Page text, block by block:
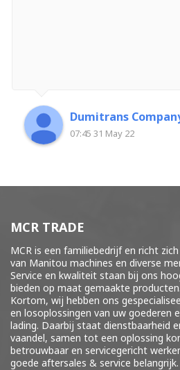
07:45 31 May 22
MCR TRADE
MCR is een familiebedrijf en richt
van Manitou machines en diverse
Service en kwaliteit staan bij ons
bieden op maat gemaakte producten.
Kortom, wij hebben ons
en losoplossingen van uw goederen
lading. Daarbij staat dienstbaarheid
vaandel, samen tot een oplossing
betrouwbaar en servicegericht
goede aftersales & service belangrijk.